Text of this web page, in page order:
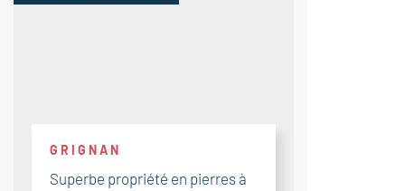
GRIGNAN
Superbe propriété en pierres à